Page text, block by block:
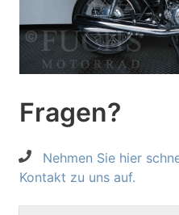
Fragen?
Nehmen Sie hier
Kontakt zu uns auf.